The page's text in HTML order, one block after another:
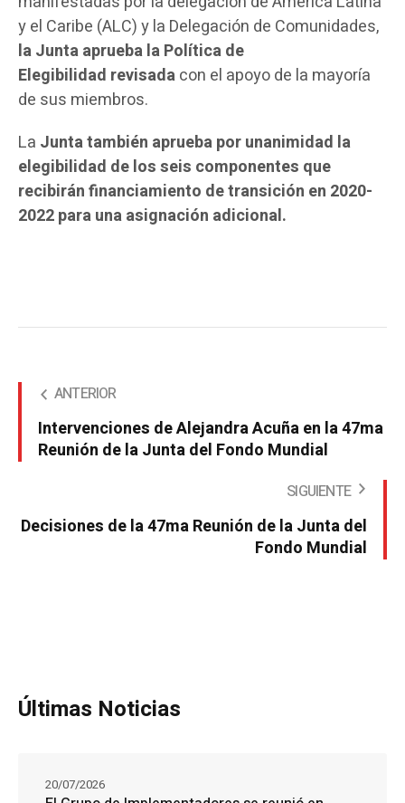
y el Caribe (ALC) y la Delegación de Comunidades,
la Junta aprueba la Política de
Elegibilidad revisadacon el apoyo de la mayoría
de sus miembros.
La Junta también aprueba por unanimidad la
elegibilidad de los seis componentes que
recibirán financiamiento de transición en 2020-
2022 para una asignación adicional.
ANTERIOR
Intervenciones de Alejandra Acuña en la 47ma
Reunión de la Junta del Fondo Mundial
SIGUIENTE
Decisiones de la 47ma Reunión de la Junta del
Fondo Mundial
Últimas Noticias
20/07/2026